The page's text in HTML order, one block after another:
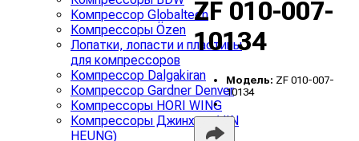
Компрессор Globaltech
Компрессоры Özen
Лопатки, лопасти и пластины
для компрессоров
Компрессор Dalgakiran
Компрессор Gardner Denver
Компрессоры HORI WING
Компрессоры Джинхунг (JIN
HEUNG)
ZF 010-007-
10134
Модель: ZF 010-007-
10134